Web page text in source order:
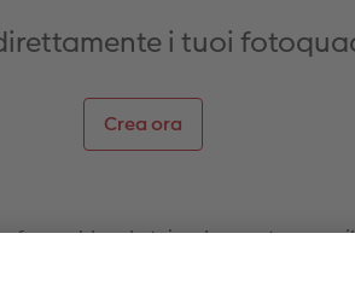
i tuoi
Crea ora
calda ed etnica. In questo caso,
questo stile con forme